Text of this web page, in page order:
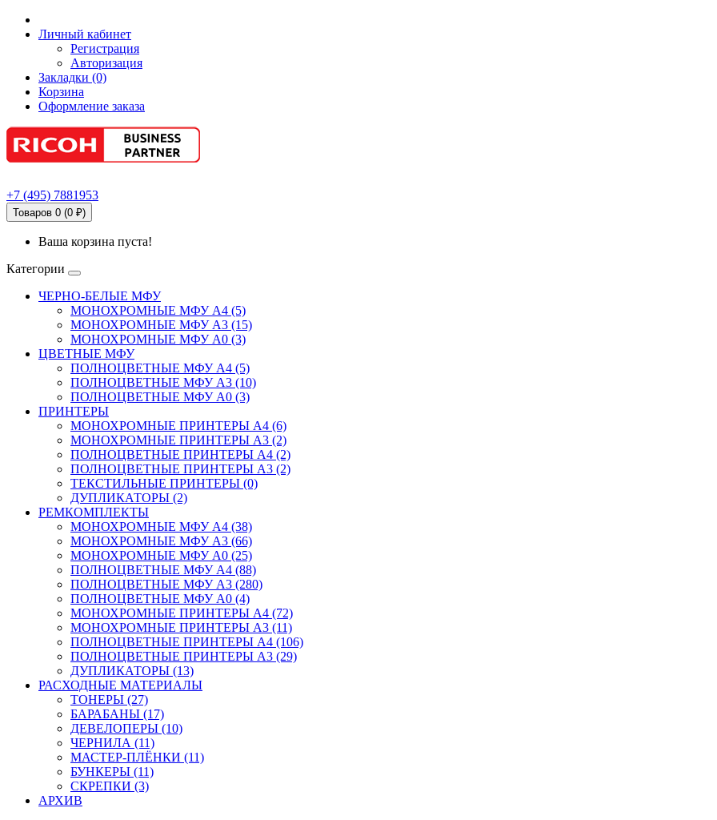
Личный кабинет
Регистрация
Авторизация
Закладки (0)
Корзина
Оформление заказа
+7 (495) 7881953
Товаров 0 (0 ₽)
Ваша корзина пуста!
Категории
ЧЕРНО-БЕЛЫЕ МФУ
МОНОХРОМНЫЕ МФУ А4 (5)
МОНОХРОМНЫЕ МФУ А3 (15)
МОНОХРОМНЫЕ МФУ А0 (3)
ЦВЕТНЫЕ МФУ
ПОЛНОЦВЕТНЫЕ МФУ А4 (5)
ПОЛНОЦВЕТНЫЕ МФУ А3 (10)
ПОЛНОЦВЕТНЫЕ МФУ А0 (3)
ПРИНТЕРЫ
МОНОХРОМНЫЕ ПРИНТЕРЫ А4 (6)
МОНОХРОМНЫЕ ПРИНТЕРЫ А3 (2)
ПОЛНОЦВЕТНЫЕ ПРИНТЕРЫ А4 (2)
ПОЛНОЦВЕТНЫЕ ПРИНТЕРЫ А3 (2)
ТЕКСТИЛЬНЫЕ ПРИНТЕРЫ (0)
ДУПЛИКАТОРЫ (2)
РЕМКОМПЛЕКТЫ
МОНОХРОМНЫЕ МФУ А4 (38)
МОНОХРОМНЫЕ МФУ А3 (66)
МОНОХРОМНЫЕ МФУ А0 (25)
ПОЛНОЦВЕТНЫЕ МФУ А4 (88)
ПОЛНОЦВЕТНЫЕ МФУ А3 (280)
ПОЛНОЦВЕТНЫЕ МФУ А0 (4)
МОНОХРОМНЫЕ ПРИНТЕРЫ А4 (72)
МОНОХРОМНЫЕ ПРИНТЕРЫ А3 (11)
ПОЛНОЦВЕТНЫЕ ПРИНТЕРЫ А4 (106)
ПОЛНОЦВЕТНЫЕ ПРИНТЕРЫ А3 (29)
ДУПЛИКАТОРЫ (13)
РАСХОДНЫЕ МАТЕРИАЛЫ
ТОНЕРЫ (27)
БАРАБАНЫ (17)
ДЕВЕЛОПЕРЫ (10)
ЧЕРНИЛА (11)
МАСТЕР-ПЛЁНКИ (11)
БУНКЕРЫ (11)
СКРЕПКИ (3)
АРХИВ